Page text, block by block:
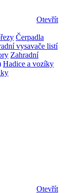
Otevřít
Čerpadla
vysavače listí
Zahradní
Hadice a vozíky
Otevřít